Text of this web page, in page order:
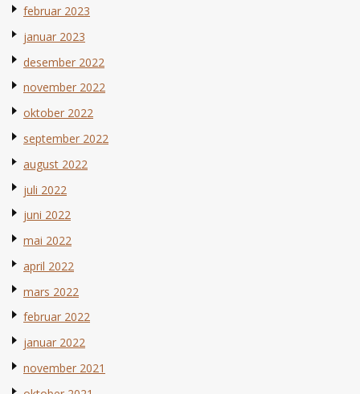
februar 2023
januar 2023
desember 2022
november 2022
oktober 2022
september 2022
august 2022
juli 2022
juni 2022
mai 2022
april 2022
mars 2022
februar 2022
januar 2022
november 2021